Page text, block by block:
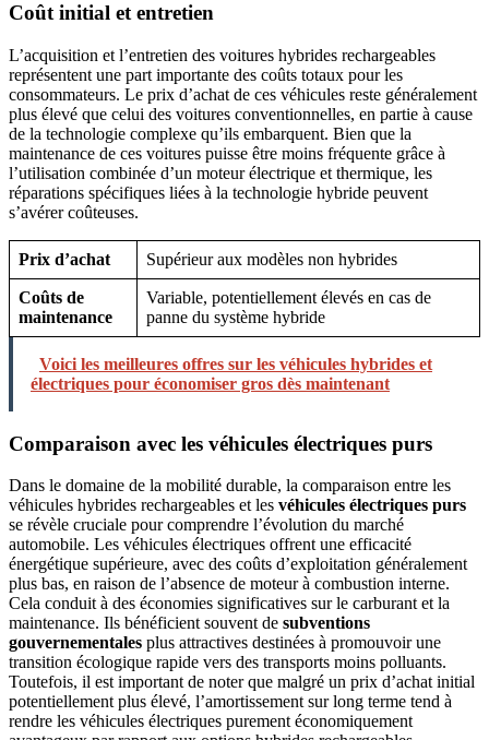
Coût initial et entretien
L’acquisition et l’entretien des voitures hybrides rechargeables
représentent une part importante des coûts totaux pour les
consommateurs. Le prix d’achat de ces véhicules reste généralement
plus élevé que celui des voitures conventionnelles, en partie à cause
de la technologie complexe qu’ils embarquent. Bien que la
maintenance de ces voitures puisse être moins fréquente grâce à
l’utilisation combinée d’un moteur électrique et thermique, les
réparations spécifiques liées à la technologie hybride peuvent
s’avérer coûteuses.
Prix d’achat Supérieur aux modèles non hybrides
Coûts de
maintenance
Variable, potentiellement élevés en cas de
panne du système hybride
Voici les meilleures offres sur les véhicules hybrides et
électriques pour économiser gros dès maintenant
Comparaison avec les véhicules électriques purs
Dans le domaine de la mobilité durable, la comparaison entre les
véhicules hybrides rechargeables et les véhicules électriques purs
se révèle cruciale pour comprendre l’évolution du marché
automobile. Les véhicules électriques offrent une efficacité
énergétique supérieure, avec des coûts d’exploitation généralement
plus bas, en raison de l’absence de moteur à combustion interne.
Cela conduit à des économies significatives sur le carburant et la
maintenance. Ils bénéficient souvent de subventions
gouvernementales plus attractives destinées à promouvoir une
transition écologique rapide vers des transports moins polluants.
Toutefois, il est important de noter que malgré un prix d’achat initial
potentiellement plus élevé, l’amortissement sur long terme tend à
rendre les véhicules électriques purement économiquement